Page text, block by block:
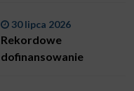
Bączkowski, mówi
wprost: problemem są
30 lipca 2026
Rekordowe
dofinansowanie